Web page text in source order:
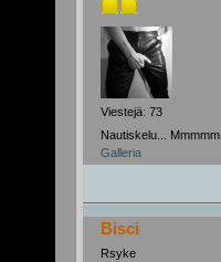
Viestejä: 73
Nautiskelu... Mmmmm.
Galleria
Bisci
Rsyke